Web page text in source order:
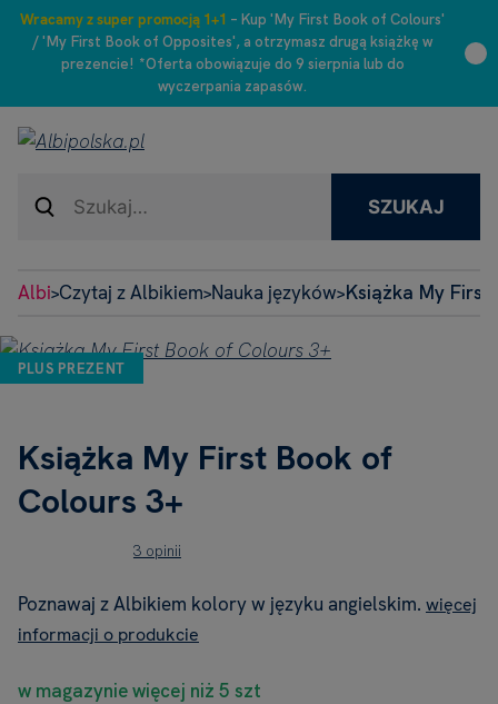
Wracamy z super promocją 1+1 – Kup 'My First Book of Colours'
/ 'My First Book of Opposites', a otrzymasz drugą książkę w
prezencie! *Oferta obowiązuje do 9 sierpnia lub do
wyczerpania zapasów.
SZUKAJ
Albi>Czytaj z Albikiem>Nauka języków>Książka My
PLUS PREZENT
Książka My First Book of
Colours 3+
3 opinii
Poznawaj z Albikiem kolory w języku angielskim. więcej
informacji o produkcie
w magazynie więcej niż 5 szt